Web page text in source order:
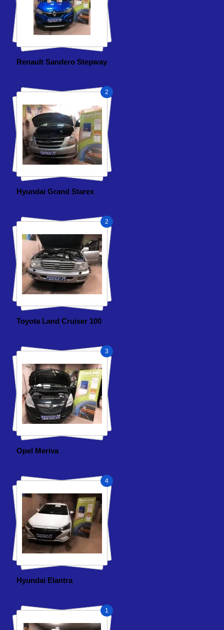
Renault Sandero Stepway
2
Hyundai Grand Starex
2
Toyota Land Cruiser 100
3
Opel Meriva
4
Hyundai Elantra
1